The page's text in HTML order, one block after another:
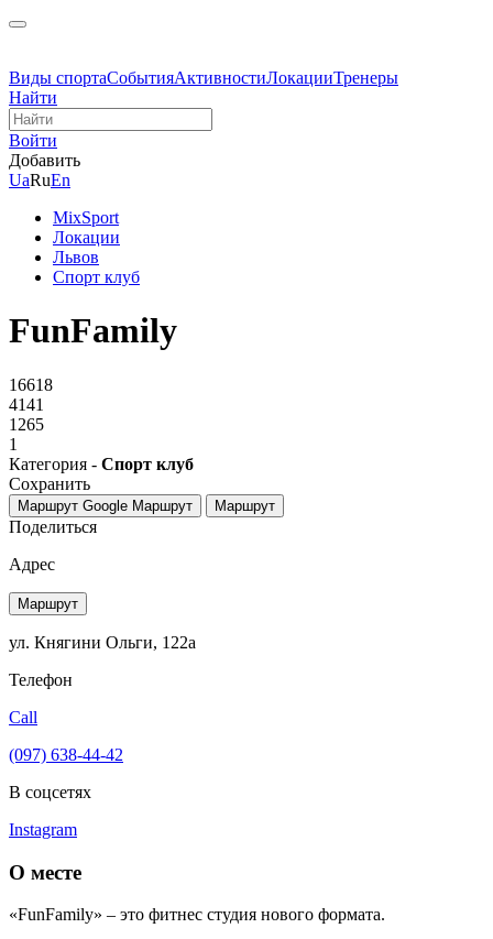
Виды спортаСобытияАктивностиЛокацииТренеры
Найти
Войти
Добавить
UaRuEn
MixSport
Локации
Львов
Спорт клуб
FunFamily
16618
4141
1265
1
Категория - Спорт клуб
Сохранить
Маршрут Google Маршрут Маршрут
Поделиться
Адрес
Маршрут
ул. Княгини Ольги, 122а
Телефон
Call
(097) 638-44-42
В соцсетях
Instagram
О месте
«FunFamily» – это фитнес студия нового формата.